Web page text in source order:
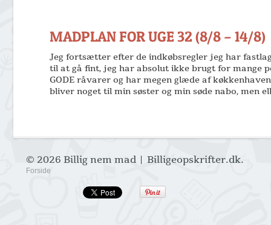
MADPLAN FOR UGE 32 (8/8 – 14/8)
Jeg fortsætter efter de indkøbsregler jeg har
til at gå fint, jeg har absolut ikke brugt for mange
GODE råvarer og har megen glæde af
bliver noget til min søster og min søde nabo, men
© 2026 Billig nem mad | Billigeopskrifter.dk.
Forside